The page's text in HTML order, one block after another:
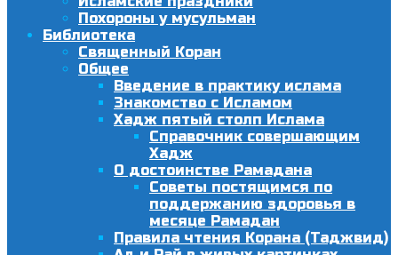
Похороны у мусульман
Библиотека
Священный Коран
Общее
Введение в практику ислама
Знакомство с Исламом
Хадж пятый столп Ислама
Справочник совершающим
Хадж
О достоинстве Рамадана
Советы постящимся по
поддержанию здоровья в
месяце Рамадан
Правила чтения Корана (Таджвид)